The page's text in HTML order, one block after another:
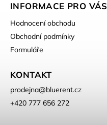
INFORMACE PRO VÁS
Hodnocení obchodu
Obchodní podmínky
Formuláře
KONTAKT
prodejna@bluerent.cz
+420 777 656 272